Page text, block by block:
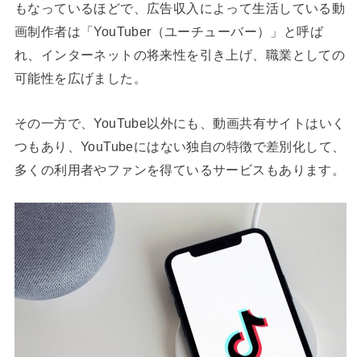
もなっているほどで、広告収入によって生活している動
画制作者は「YouTuber（ユーチューバー）」と呼ば
れ、インターネットの将来性を引き上げ、職業としての
可能性を広げました。
その一方で、YouTube以外にも、動画共有サイトはいく
つもあり、YouTubeにはない独自の特徴で差別化して、
多くの利用者やファンを得ているサービスもあります。